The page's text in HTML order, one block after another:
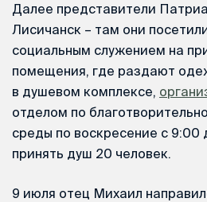
Далее представители
Лисичанск – там они
социальным служением на
помещения, где раздают
в душевом комплексе,
отделом по
среды по воскресение с 9:00
принять душ 20 человек.
9 июля отец Михаил